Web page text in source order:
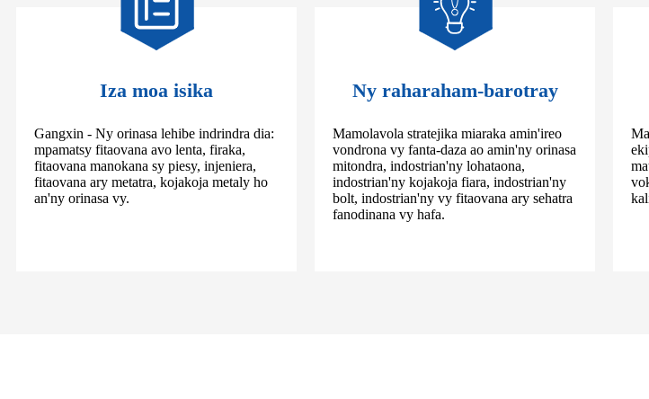
Iza moa isika
Gangxin - Ny orinasa lehibe indrindra dia:
mpamatsy fitaovana avo lenta, firaka,
fitaovana manokana sy piesy, injeniera,
fitaovana ary metatra, kojakoja metaly ho
an'ny orinasa vy.
Ny raharaham-barotray
Mamolavola stratejika miaraka amin'ireo
vondrona vy fanta-daza ao amin'ny orinasa
mitondra, indostrian'ny lohataona,
indostrian'ny kojakoja fiara, indostrian'ny
bolt, indostrian'ny vy fitaovana ary sehatra
fanodinana vy hafa.